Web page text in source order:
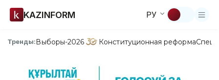
KAZINFORM РУ
Тренды:Выборы-2026 Конституционная реформа